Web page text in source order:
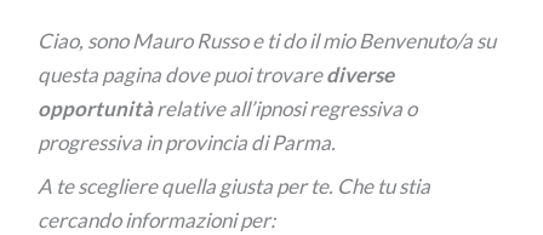
Ciao, sono Mauro Russo e ti do il mio Benvenuto/a su
questa pagina dove puoi trovarediverse
opportunitàrelative all’ipnosi regressiva o
progressiva in provincia di Parma.
A te scegliere quella giusta per te. Che tu stia
cercando informazioni per: